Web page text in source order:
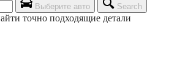
Выберите авто Search
точно подходящие детали